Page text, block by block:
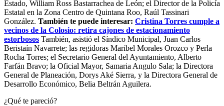
Estado, William Ross Bastarrachea de León; el Director de la Policía
Estatal en la Zona Centro de Quintana Roo, Raúl Tassinari
González. También te puede interesar: Cristina Torres cumple a
vecinos de la Colosio: retira cajones de estacionamiento
estorbosos También, asistió el Síndico Municipal, Juan Carlos
Beristaín Navarrete; las regidoras Maribel Morales Orozco y Perla
Rocha Torres; el Secretario General del Ayuntamiento, Alberto
Farfán Bravo; la Oficial Mayor, Samaria Angulo Sala; la Directora
General de Planeación, Dorys Aké Sierra, y la Directora General de
Desarrollo Económico, Belia Beltrán Aguilera.
¿Qué te pareció?